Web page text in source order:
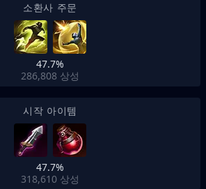
소환사 주문
47.7%
286,808 상성
시작 아이템
47.7%
318,610 상성